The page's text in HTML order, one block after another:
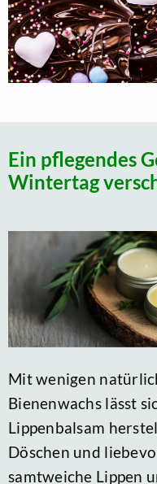
Ein pflegendes
Wintertag
Mit wenigen
Bienenwachs lässt
Lippenbalsam
Döschen und
samtweiche Lippen